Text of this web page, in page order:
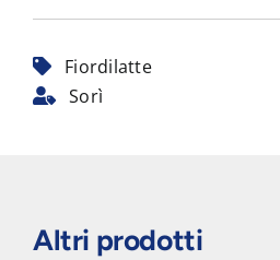
Fiordilatte
Sorì
Altri prodotti